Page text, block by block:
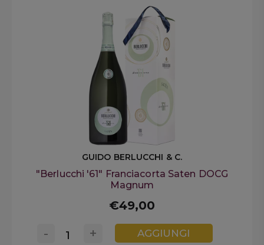
GUIDO BERLUCCHI & C.
"Berlucchi '61" Franciacorta Saten DOCG
Magnum
€49,00
+
- AGGIUNGI